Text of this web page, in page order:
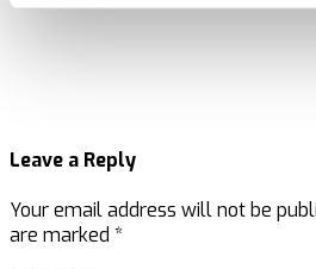
Leave a Reply
Your email address will not be
are marked *